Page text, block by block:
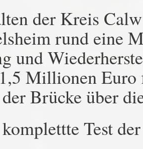
der Kreis
rund eine
und
Millionen Euro
Brücke über
Test